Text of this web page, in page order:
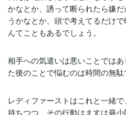
かなとか、誘って断られたら嫌
うかなとか、頭で考えてるだけ
んてこともあるでしょう。
相手への気遣いは悪いことでは
た後のことで悩むのは時間の無駄
レディファーストはこれと一緒
持ちつつ、その行動はますは最